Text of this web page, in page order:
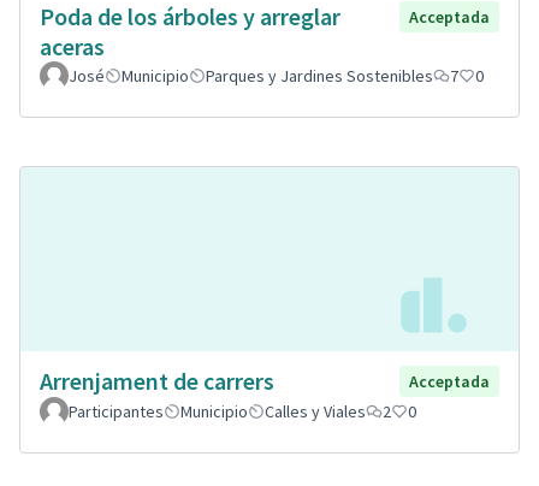
Poda de los árboles y arreglar
aceras
Acceptada
José Municipio Parques y Jardines Sostenibles 7 0
Arrenjament de carrers
Acceptada
Participantes
Municipio Calles y Viales 2 0